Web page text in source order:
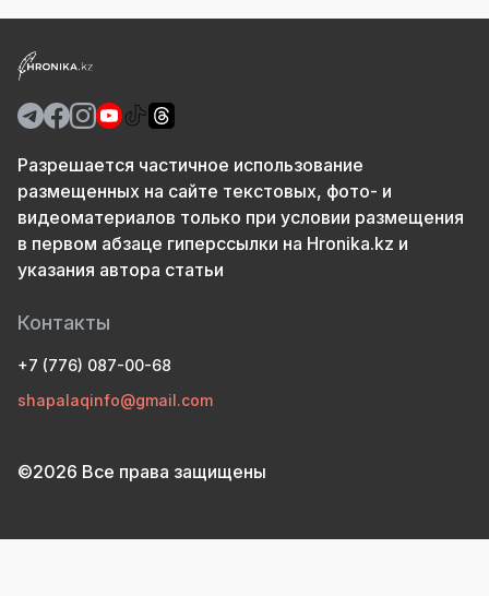
Разрешается частичное использование
размещенных на сайте текстовых, фото- и
видеоматериалов только при условии размещения
в первом абзаце гиперссылки на Hronika.kz и
указания автора статьи
Контакты
+7 (776) 087-00-68
shapalaqinfo@gmail.com
©2026 Все права защищены